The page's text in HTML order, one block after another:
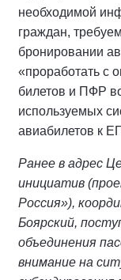
необходимой
граждан,
бронировании
«проработать с
билетов и ПФР
используемых
авиабилетов к
Ранее в адрес
инициатив
Россия»),
Боярский,
объединения
внимание на